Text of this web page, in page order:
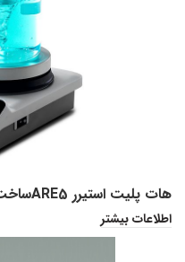
هات پلیت استیرر ARE5ساخت ولپ ایتالیا
اطلاعات بیشتر